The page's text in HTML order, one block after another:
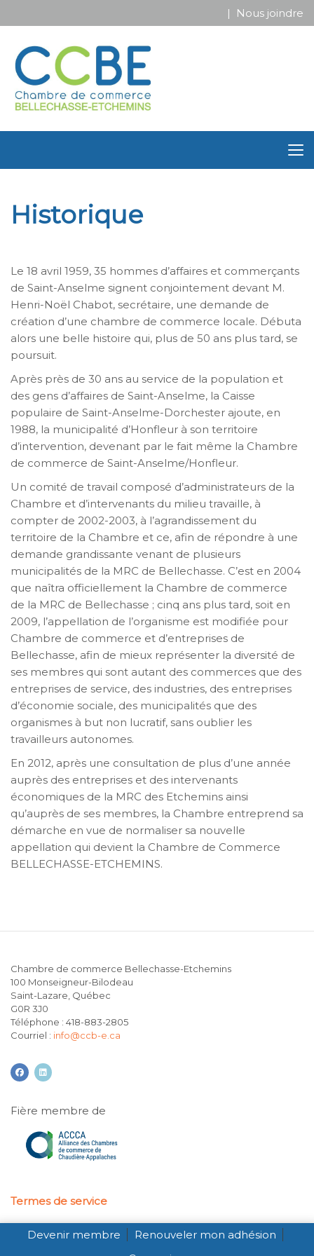
Devenir membre
Renouveler mon adhésion
| Nous joindre
Historique
Le 18 avril 1959, 35 hommes d’affaires et commerçants
de Saint-Anselme signent conjointement devant M.
Henri-Noël Chabot, secrétaire, une demande de
création d’une chambre de commerce locale. Débuta
alors une belle histoire qui, plus de 50 ans plus tard, se
poursuit.
Après près de 30 ans au service de la population et
des gens d’affaires de Saint-Anselme, la Caisse
populaire de Saint-Anselme-Dorchester ajoute, en
1988, la municipalité d’Honfleur à son territoire
d’intervention, devenant par le fait même la Chambre
de commerce de Saint-Anselme/Honfleur.
Un comité de travail composé d’administrateurs de la
Chambre et d’intervenants du milieu travaille, à
compter de 2002-2003, à l’agrandissement du
territoire de la Chambre et ce, afin de répondre à une
demande grandissante venant de plusieurs
municipalités de la MRC de Bellechasse. C’est en 2004
que naîtra officiellement la Chambre de commerce
de la MRC de Bellechasse ; cinq ans plus tard, soit en
2009, l’appellation de l’organisme est modifiée pour
Chambre de commerce et d’entreprises de
Bellechasse, afin de mieux représenter la diversité de
ses membres qui sont autant des commerces que des
entreprises de service, des industries, des entreprises
d’économie sociale, des municipalités que des
organismes à but non lucratif, sans oublier les
travailleurs autonomes.
En 2012, après une consultation de plus d’une année
auprès des entreprises et des intervenants
économiques de la MRC des Etchemins ainsi
qu’auprès de ses membres, la Chambre entreprend sa
démarche en vue de normaliser sa nouvelle
appellation qui devient la Chambre de Commerce
BELLECHASSE-ETCHEMINS.
Chambre de commerce Bellechasse-Etchemins
100 Monseigneur-Bilodeau
Saint-Lazare, Québec
G0R 3J0
Téléphone : 418-883-2805
Courriel : info@ccb-e.ca
facebooklinkedin
Fière membre de
Termes de service
Propulsé par